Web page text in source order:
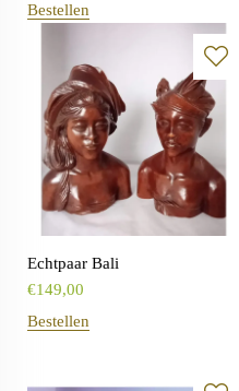
Bestellen
Echtpaar Bali
€149,00
Bestellen